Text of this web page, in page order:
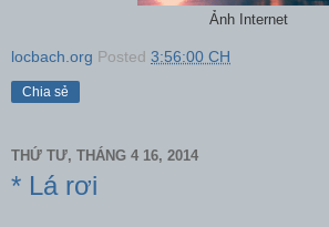
Ảnh Internet
locbach.org Posted 3:56:00 CH
Chia sẻ
THỨ TƯ, THÁNG 4 16, 2014
* Lá rơi